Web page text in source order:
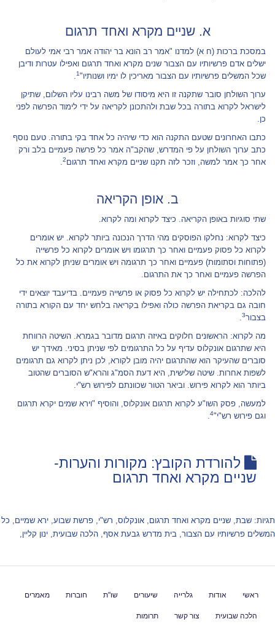
א. שניים מקרא ואחד תרגום
במסכת ברכות (ח א) למדנו "אמר רב הונא בר יהודה אמר רבי אמי לעולם
ישלים אדם פרשיותיו עם הצבור שנים מקרא ואחד תרגום ואפילו עטרות ודיבן
שכל המשלים פרשיותיו עם הצבור מאריכין לו ימיו ושנותיו"1
.
ערוך השולחן סובר שתקנה זו היא מיסודו של משה רבינו עליו השלום, שתיקן
לישראל לקרוא בתורה בכל שבת ולהתכונן לקריאה על ידי לימוד הפרשה לפני
כן.
כתבו האחרונים שטעם התקנה הוא כדי שיהיה כל אחד בקי בתורה. טעם נוסף
כתב ערוך השולחן על פי המדרש, שהקב"ה אמר כל פרשה פעמיים בלב ורק
אחר כך אמר למשה, וזכר לזה תקנו שניים מקרא ואחד תרגום2
.
ב. אופן הקריאה
שתי סוגיות באופן הקריאה. כיצד לקרוא ומה לקרוא.
כיצד לקרוא: נחלקו הפוסקים מהי הדרך הנכונה ביותר לקרוא. יש אומרים
לקרוא כל פסוק פעמיים ואחר כך תרגומו ויש אומרים לקרוא כל פרשייה
(פתוחות וסתומות) פעמיים ואחר כך תרגומה ויש אומרים שניתן לקרוא את כל
הפרשה פעמיים ואחר כך את התרגום.
להלכה: לכתחילה יש לקרוא כל פסוק או פרשייה פעמיים. בדיעבד יוצאים ידי
חובה גם בקריאת הפרשה כולה ואפילו בקריאה בלחש יחד עם הקורא בתורה
בצבור3
.
מה לקרוא: הראשונים חלוקים באיזה תרגום מדובר בגמרא. השיטה הרווחת
היא שתרגום אונקלוס עדיף על כל התרגומים לפי שניתן בסיני. מאידך יש
סוברים שהעיקר הוא שהתרגום יהיה מובן לקורא, לכן ניתן לקרוא גם תרגומים
לשפות אחרות. שיטה שלישית, היא דעת הסמ"ג והרא"ש הסוברים שהטוב
ביותר הוא לקרוא פירוש. וביאר הטור שכוונתם לפירוש רש"י.
למעשה, פסק השו"ע לקרוא תרגום אונקלוס, והוסיף "וירא שמים יקרא תרגום
וגם פירוש רש"י"4
.
להורדת הקובץ: מקורות והערות-
שניים מקרא ואחד תרגום
תגיות: שבת, שניים מקרא ואחד תרגום, אונקלוס, רש"י, פרשת שבוע, ירא שמיים, כל
המשלים פרשיותיו עם הצבור, בית מדרש גבעת אסף, הלכה שבועית, ינון קליין,
ראשי אודות גלרייה שיעורים שו"ת חוברות מאמרים
הלכה שבועית צור קשר תרומות